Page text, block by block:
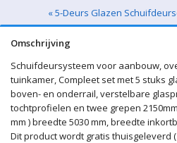
« 5-Deurs Glazen
Omschrijving
Schuifdeursysteem voor aanbouw,
tuinkamer, Compleet set met 5 stuks
boven- en onderrail, verstelbare
tochtprofielen en twee grepen
mm ) breedte 5030 mm, breedte
Dit product wordt gratis thuisgeleverd